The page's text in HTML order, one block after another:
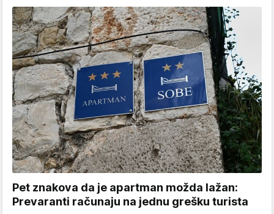
Pet znakova da je apartman možda lažan:
Prevaranti računaju na jednu grešku turista